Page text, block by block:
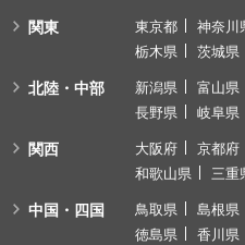
関東 東京都 神奈川
栃木県
茨城県
北陸・中部 新潟県 富山県
長野県
岐阜県
関西 大阪府 京都府
和歌山県
三重
中国・四国 鳥取県 島根県
徳島県
香川県